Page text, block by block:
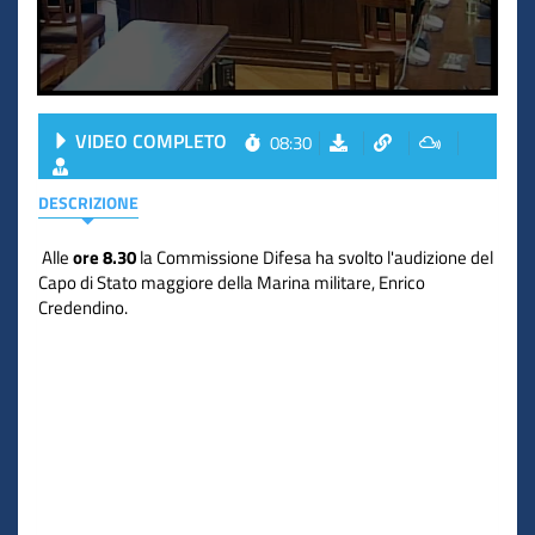
VIDEO COMPLETO 08:30
DESCRIZIONE
Alleore 8.30la Commissione Difesa ha svolto l'audizione del
Capo di Stato maggiore della Marina militare, Enrico
Credendino.